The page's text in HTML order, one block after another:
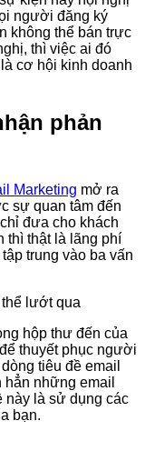
người đăng ký
không thể bán trực
thì việc ai đó
cơ hội kinh doanh
phản
Marketing mở ra
sự quan tâm đến
đưa cho khách
thì thật là lãng phí
trung vào ba vấn
lướt qua
hộp thư đến của
thuyết phục người
tiêu đề email
những email
này là sử dụng các
bạn.